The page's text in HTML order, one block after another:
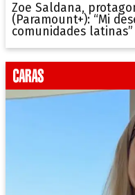
Zoe Saldana,
(Paramount+): “Mi
comunidades latinas”